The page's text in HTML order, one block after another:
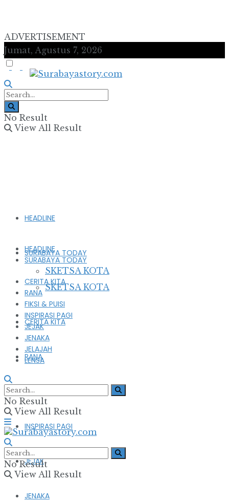
ADVERTISEMENT
Jumat, Agustus 7, 2026
No Result
View All Result
HEADLINE
SURABAYA TODAY
SKETSA KOTA
CERITA KITA
RANA
FIKSI & PUISI
INSPIRASI PAGI
JEJAK
JENAKA
HEADLINE
SURABAYA TODAY
SKETSA KOTA
CERITA KITA
RANA
FIKSI & PUISI
INSPIRASI PAGI
JEJAK
JENAKA
JELAJAH
LENSA
No Result
View All Result
No Result
View All Result